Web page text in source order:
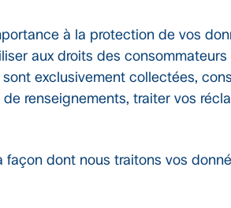
à la protection de vos
aux droits des consommateurs
exclusivement collectées,
renseignements, traiter vos
façon dont nous traitons vos